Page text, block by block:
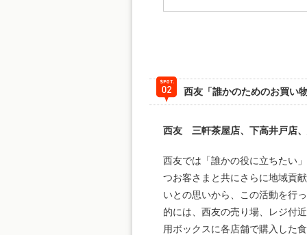
西友「誰かのためのお買い
西友 三軒茶屋店、下高井戸店
西友では「誰かの役に立ちたい
つお客さまと共にさらに地域貢
いとの思いから、この活動を行
的には、西友の売り場、レジ付
用ボックスに各店舗で購入した